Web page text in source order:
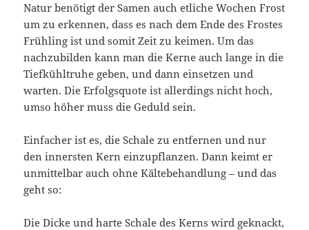
Natur benötigt der Samen auch etliche Wochen Frost
um zu erkennen, dass es nach dem Ende des Frostes
Frühling ist und somit Zeit zu keimen. Um das
nachzubilden kann man die Kerne auch lange in die
Tiefkühltruhe geben, und dann einsetzen und
warten. Die Erfolgsquote ist allerdings nicht hoch,
umso höher muss die Geduld sein.
Einfacher ist es, die Schale zu entfernen und nur
den innersten Kern einzupflanzen. Dann keimt er
unmittelbar auch ohne Kältebehandlung – und das
geht so:
Die Dicke und harte Schale des Kerns wird geknackt,